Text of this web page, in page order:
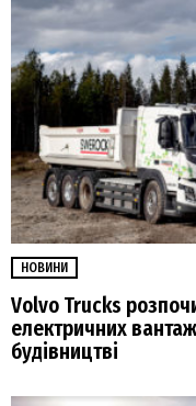
НОВИНИ
Volvo Trucks
електричних
будівництві